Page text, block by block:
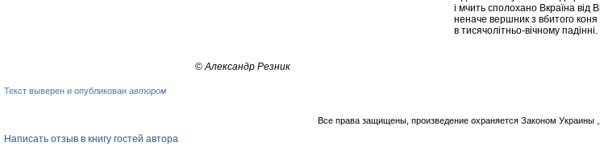
і мчить сполохано Вкраїна від
неначе вершник з вбитого коня
в тисячолітньо-вічному падінні.
©Александр Резник
Текст выверен и опубликован автором
Все права защищены, произведение охраняется Законом Украины
Написать отзыв в книгу гостей автора